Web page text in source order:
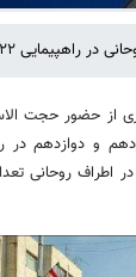
۲۲ بهمن حضور یافت.
از حضور حجت
اطراف روحانی